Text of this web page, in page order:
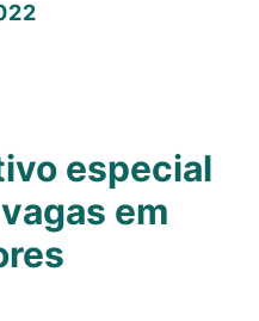
especial
em